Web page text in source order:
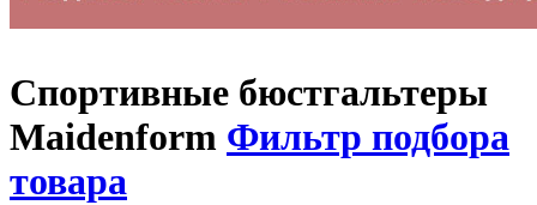
Спортивные бюстгальтеры
Maidenform Фильтр подбора
товара